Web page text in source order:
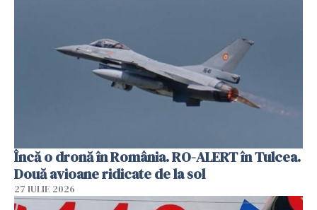
Încă o dronă în România. RO-ALERT în Tulcea.
Două avioane ridicate de la sol
27 IULIE 2026